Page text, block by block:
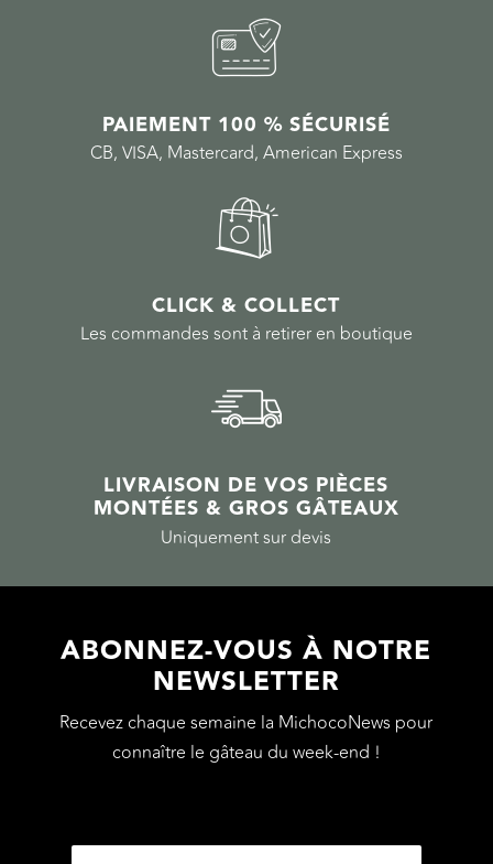
PAIEMENT 100 % SÉCURISÉ
CB, VISA, Mastercard, American Express
CLICK & COLLECT
Les commandes sont à retirer en boutique
LIVRAISON DE VOS PIÈCES
MONTÉES & GROS GÂTEAUX
Uniquement sur devis
ABONNEZ-VOUS À NOTRE
NEWSLETTER
Recevez chaque semaine la MichocoNews pour
connaître le gâteau du week-end !